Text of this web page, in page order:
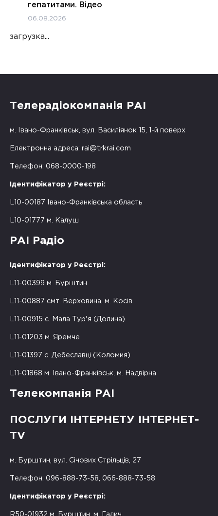
гепатитами. Відео
06.08.2026
загрузка...
Телерадіокомпанія РАІ
м. Івано-Франківськ, вул. Василіянок 15, 1-й поверх
Електронна адреса: rai@trkrai.com
Телефон: 068-0000-198
Ідентифікатор у Реєстрі:
L10-00187 Івано-Франківська область
L10-01777 м. Калуш
РАІ Радіо
Ідентифікатор у Реєстрі:
L11-00399 м. Бурштин
L11-00887 смт. Верховина, м. Косів
L11-00915 с. Мала Тур'я (Долина)
L11-01203 м. Яремче
L11-01397 с. Дебеславці (Коломия)
L11-01868 м. Івано-Франківськ, м. Надвірна
Телекомпанія РАІ
ПОСЛУГИ ІНТЕРНЕТУ ІНТЕРНЕТ-
TV
м. Бурштин, вул. Січових Стрільців, 27
Телефон: 096-888-73-58, 066-888-73-58
Ідентифікатор у Реєстрі:
R50-01932 м. Бурштин, м. Галич